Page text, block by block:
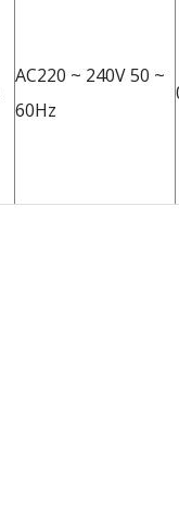
AC220 ~ 240V 50 ~
60Hz